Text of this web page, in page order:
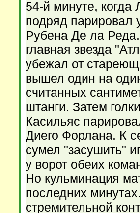
54-й минуте,
подряд парировал
Рубена Де ла
главная звезда
убежал от
вышел один на
считанных
штанги. Затем
Касильяс
Диего Форлана. К
сумел "засушить"
у ворот обеих
Но кульминация
последних
стремительной